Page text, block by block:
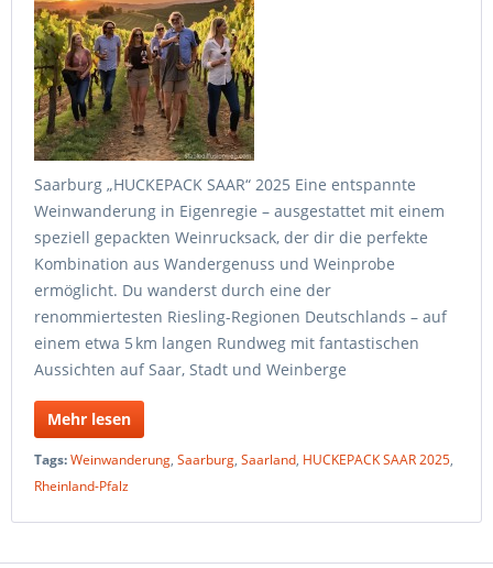
Saarburg „HUCKEPACK SAAR“ 2025 Eine entspannte
Weinwanderung in Eigenregie – ausgestattet mit einem
speziell gepackten Weinrucksack, der dir die perfekte
Kombination aus Wandergenuss und Weinprobe
ermöglicht. Du wanderst durch eine der
renommiertesten Riesling-Regionen Deutschlands – auf
einem etwa 5 km langen Rundweg mit fantastischen
Aussichten auf Saar, Stadt und Weinberge
Mehr lesen
Tags:Weinwanderung, Saarburg, Saarland, HUCKEPACK SAAR 2025,
Rheinland-Pfalz